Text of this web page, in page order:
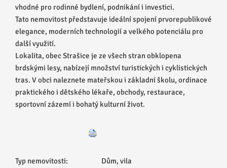
vhodné pro rodinné bydlení, podnikání i investici.
Tato nemovitost představuje ideální spojení prvorepublikové
elegance, moderních technologií a velkého potenciálu pro
další využití.
Lokalita, obec Strašice je ze všech stran obklopena
brdskými lesy, nabízejí množství turistických i cyklistických
tras. V obci naleznete mateřskou i základní školu, ordinace
praktického i dětského lékaře, obchody, restaurace,
sportovní zázemí i bohatý kulturní život.
Typ nemovitosti:
Dům, vila